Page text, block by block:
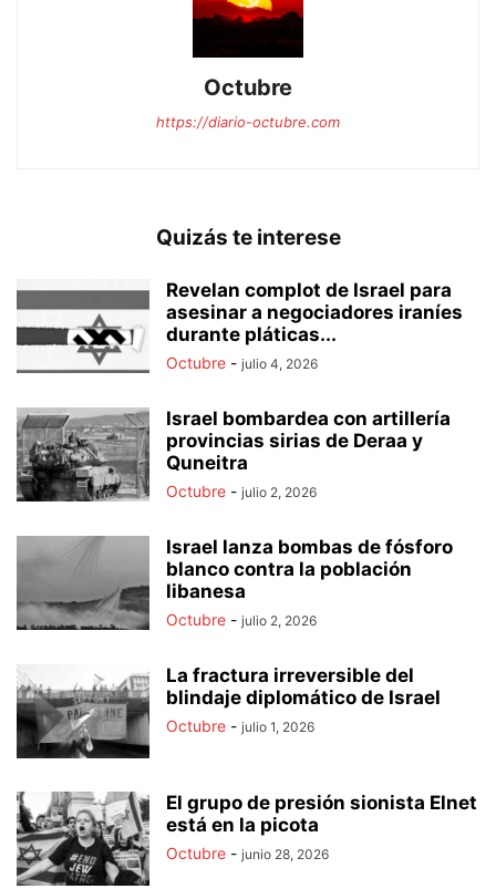
Octubre
https://diario-octubre.com
Quizás te interese
Revelan complot de Israel para
asesinar a negociadores iraníes
durante pláticas...
Octubre - julio 4, 2026
Israel bombardea con artillería
provincias sirias de Deraa y
Quneitra
Octubre - julio 2, 2026
Israel lanza bombas de fósforo
blanco contra la población
libanesa
Octubre - julio 2, 2026
La fractura irreversible del
blindaje diplomático de Israel
Octubre - julio 1, 2026
El grupo de presión sionista Elnet
está en la picota
Octubre - junio 28, 2026